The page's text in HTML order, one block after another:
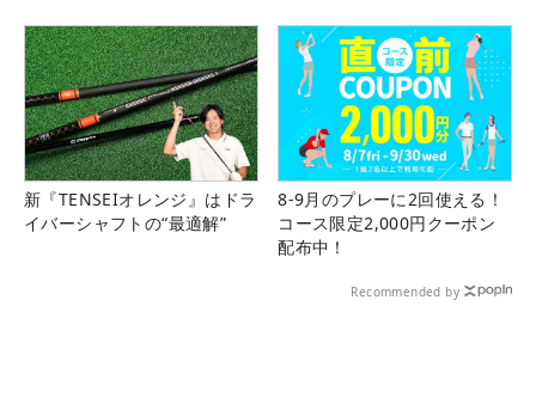
新『TENSEIオレンジ』はドラ
イバーシャフトの“最適解”
8-9月のプレーに2回使える！
コース限定2,000円クーポン
配布中！
Recommended by